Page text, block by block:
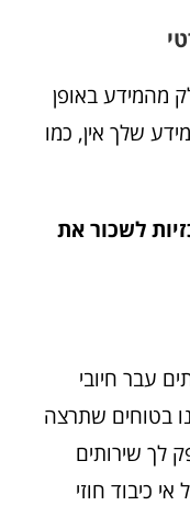
מהמידע באופן
שלך אין, כמו
לשכור את
עבר חיובי
בטוחים שתרצה
שירותים
כיבוד חוזי